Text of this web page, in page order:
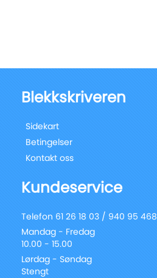
Blekkskriveren
Sidekart
Betingelser
Kontakt oss
Kundeservice
Telefon 61 26 18 03 / 940 95 468
Mandag - Fredag
10.00 - 15.00
Lørdag - Søndag
Stengt